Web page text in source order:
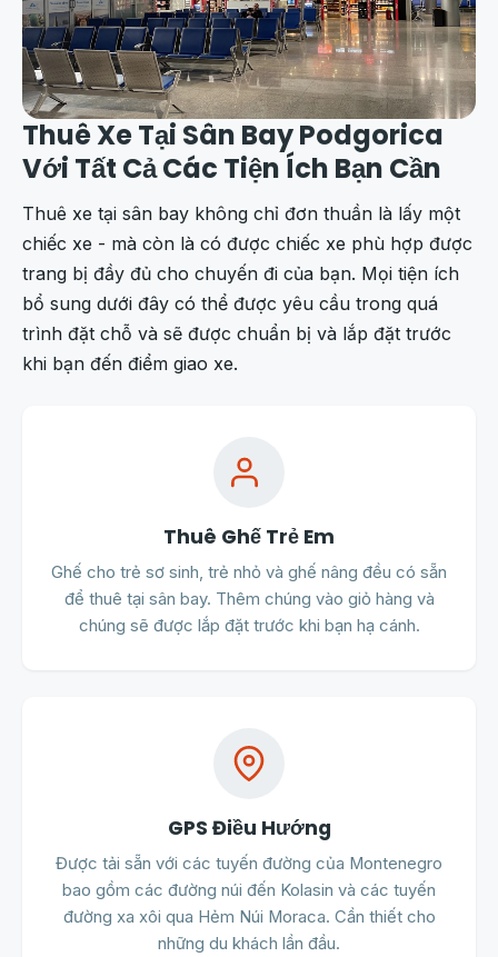
Thuê Xe Tại Sân Bay Podgorica
Với Tất Cả Các Tiện Ích Bạn Cần
Thuê xe tại sân bay không chỉ đơn thuần là lấy một
chiếc xe - mà còn là có được chiếc xe phù hợp được
trang bị đầy đủ cho chuyến đi của bạn. Mọi tiện ích
bổ sung dưới đây có thể được yêu cầu trong quá
trình đặt chỗ và sẽ được chuẩn bị và lắp đặt trước
khi bạn đến điểm giao xe.
Thuê Ghế Trẻ Em
Ghế cho trẻ sơ sinh, trẻ nhỏ và ghế nâng đều có sẵn
để thuê tại sân bay. Thêm chúng vào giỏ hàng và
chúng sẽ được lắp đặt trước khi bạn hạ cánh.
GPS Điều Hướng
Được tải sẵn với các tuyến đường của Montenegro
bao gồm các đường núi đến Kolasin và các tuyến
đường xa xôi qua Hẻm Núi Moraca. Cần thiết cho
những du khách lần đầu.